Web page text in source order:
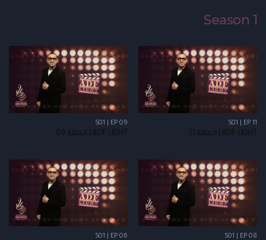
Season 1
S01 | EP 11
ADF LIGHT | الحلقة 11
S01 | EP 09
ADF LIGHT | الحلقة 09
S01 | EP 08
S01 | EP 06